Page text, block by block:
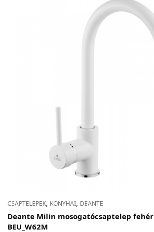
CSAPTELEPEK, KONYHAI, DEANTE
Deante Milin mosogatócsaptelep
BEU_W62M